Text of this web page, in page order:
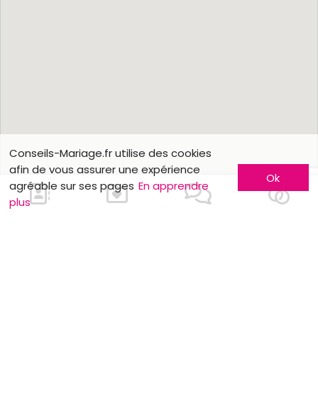
Nous contacter
Conseils-Mariage.fr utilise des cookies
afin de vous assurer une expérience
agréable sur ses pages En apprendre
plus
Ok